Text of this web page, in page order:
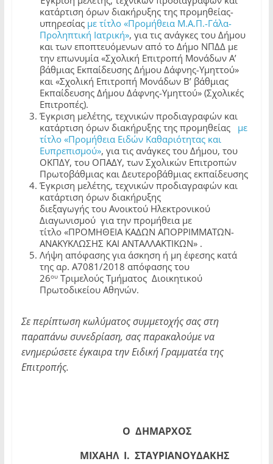
κατάρτιση όρων διακήρυξης της προμηθείας-
υπηρεσίαςμε τίτλο «Προμήθεια Μ.Α.Π.-Γάλα-
Προληπτική Ιατρική», για τις ανάγκες του Δήμου
και των εποπτευόμενων από το Δήμο ΝΠΔΔ με
την επωνυμία «Σχολική Επιτροπή Μονάδων Α’
βάθμιας Εκπαίδευσης Δήμου Δάφνης-Υμηττού»
και «Σχολική Επιτροπή Μονάδων Β’ βάθμιας
Εκπαίδευσης Δήμου Δάφνης-Υμηττού» (Σχολικές
Επιτροπές).
Έγκριση μελέτης, τεχνικών προδιαγραφών και
κατάρτιση όρων διακήρυξης της προμηθείας
με
τίτλο «Προμήθεια Ειδών Καθαριότητας και
Ευπρεπισμού», για τις ανάγκες του Δήμου, του
ΟΚΠΔΥ, του ΟΠΑΔΥ, των Σχολικών Επιτροπών
Πρωτοβάθμιας και Δευτεροβάθμιας εκπαίδευσης
Έγκριση μελέτης, τεχνικών προδιαγραφών και
κατάρτιση όρων διακήρυξης
διεξαγωγής του Ανοικτού Ηλεκτρονικού
Διαγωνισμού για την προμήθεια με
τίτλο «ΠΡΟΜΗΘΕΙΑ ΚΑΔΩΝ ΑΠΟΡΡΙΜΜΑΤΩΝ-
ΑΝΑΚΥΚΛΩΣΗΣ ΚΑΙ ΑΝΤΑΛΛΑΚΤΙΚΩΝ» .
Λήψη απόφασης για άσκηση ή μη έφεσης κατά
της αρ. Α7081/2018 απόφασης του
26ουΤριμελούς Τμήματος Διοικητικού
Πρωτοδικείου Αθηνών.
Σε περίπτωση κωλύματος συμμετοχής σας στη
παραπάνω συνεδρίαση, σας παρακαλούμε να
ενημερώσετε έγκαιρα την Ειδική Γραμματέα της
Επιτροπής.
Ο ΔΗΜΑΡΧΟΣ
ΜΙΧΑΗΛ Ι. ΣΤΑΥΡΙΑΝΟΥΔΑΚΗΣ